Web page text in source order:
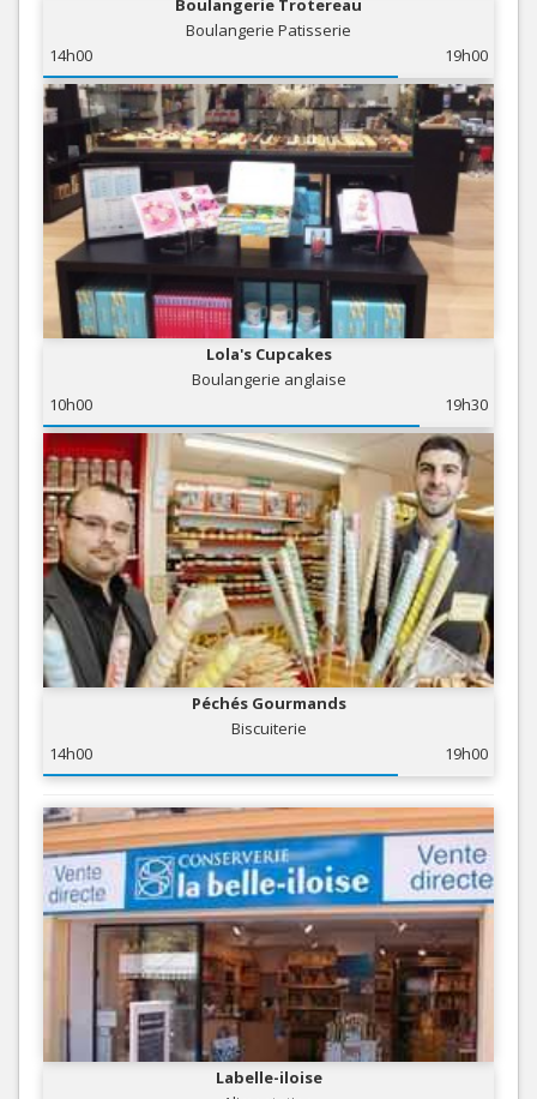
Boulangerie Trotereau
Boulangerie Patisserie
14h00
19h00
Lola's Cupcakes
Boulangerie anglaise
10h00
19h30
Péchés Gourmands
Biscuiterie
14h00
19h00
Labelle-iloise